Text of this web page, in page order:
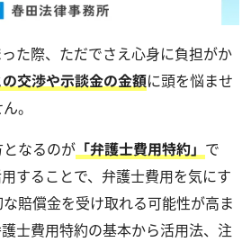
た際、ただでさえ心身に負担がか
交渉や示談金の金額に頭を悩ませ
。
なるのが「弁護士費用特約」 で
することで、弁護士費用を気にす
賠償金を受け取れる可能性が高ま
士費用特約の基本から活用法、注